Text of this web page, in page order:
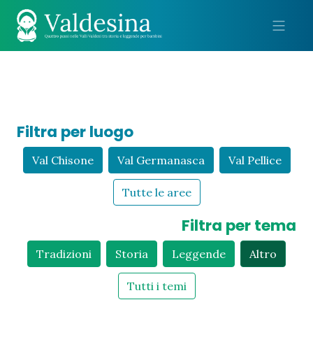
Filtra per luogo
Val Chisone Val Germanasca Val Pellice
Tutte le aree
Filtra per tema
Tradizioni Storia Leggende Altro
Tutti i temi